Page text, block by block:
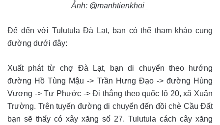
Ảnh: @manhtienkhoi_
Để đến với Tulutula Đà Lạt, bạn có thể tham khảo cung
đường dưới đây:
Xuất phát từ chợ Đà Lạt, bạn di chuyển theo hướng
đường Hồ Tùng Mậu -> Trần Hưng Đạo -> đường Hùng
Vương -> Tự Phước -> Đi thẳng theo quốc lộ 20, xã Xuân
Trường. Trên tuyến đường di chuyển đến đồi chè Cầu Đất
bạn sẽ thấy có xây xăng số 27. Tulutula cách cây xăng